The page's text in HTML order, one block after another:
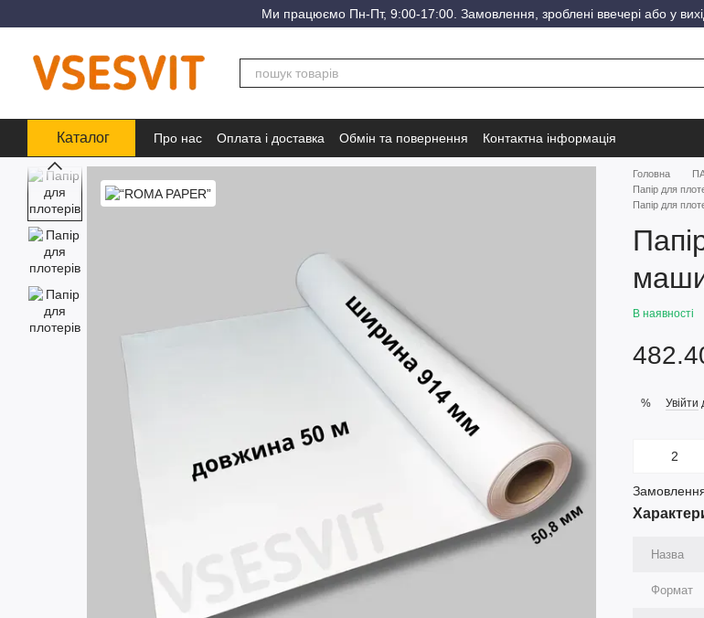
Ми працюємо Пн-Пт, 9:00-17:00. Замовлення, зроблені ввечері або у
Каталог Про нас Оплата і доставка Обмін та повернення Контактна інформація
Головна
Папір для
Папір для
В наявності
% Увійти
Назва
Формат